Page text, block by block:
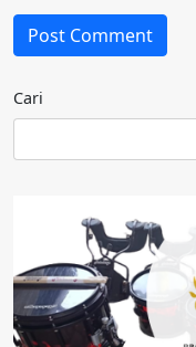
Cari